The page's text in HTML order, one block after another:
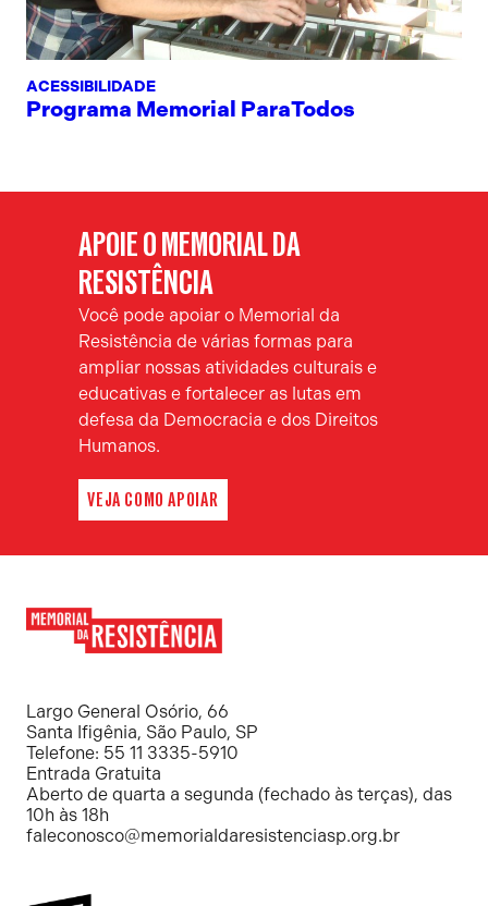
ACESSIBILIDADE
Programa Memorial ParaTodos
APOIE O MEMORIAL DA
RESISTÊNCIA
Você pode apoiar o Memorial da
Resistência de várias formas para
ampliar nossas atividades culturais e
educativas e fortalecer as lutas em
defesa da Democracia e dos Direitos
Humanos.
VEJA COMO APOIAR
Resistência
Largo General Osório, 66
Santa Ifigênia, São Paulo, SP
Telefone: 55 11 3335-5910
Entrada Gratuita
Aberto de quarta a segunda (fechado às terças), das
10h às 18h
faleconosco@memorialdaresistenciasp.org.br